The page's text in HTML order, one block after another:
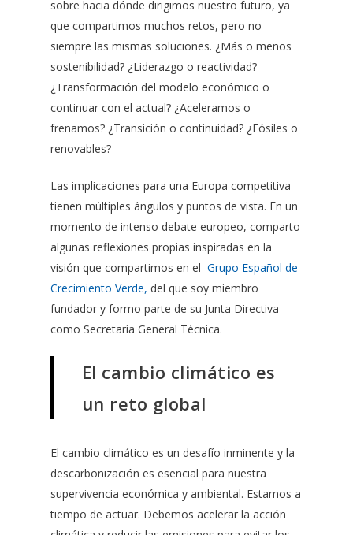
sobre hacia dónde dirigimos nuestro futuro, ya
que compartimos muchos retos, pero no
siempre las mismas soluciones. ¿Más o menos
sostenibilidad? ¿Liderazgo o reactividad?
¿Transformación del modelo económico o
continuar con el actual? ¿Aceleramos o
frenamos? ¿Transición o continuidad? ¿Fósiles o
renovables?
Las implicaciones para una Europa competitiva
tienen múltiples ángulos y puntos de vista. En un
momento de intenso debate europeo, comparto
algunas reflexiones propias inspiradas en la
visión que compartimos en el Grupo Español de
Crecimiento Verde, del que soy miembro
fundador y formo parte de su Junta Directiva
como Secretaría General Técnica.
El cambio climático es
un reto global
El cambio climático es un desafío inminente y la
descarbonización es esencial para nuestra
supervivencia económica y ambiental. Estamos a
tiempo de actuar. Debemos acelerar la acción